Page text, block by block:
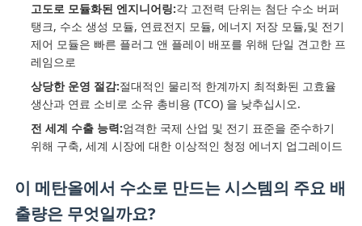
고도로 모듈화된 엔지니어링:각 고전력 단위는 첨단 수소 버퍼
탱크, 수소 생성 모듈, 연료전지 모듈, 에너지 저장 모듈,및 전기
제어 모듈은 빠른 플러그 앤 플레이 배포를 위해 단일 견고한 프
레임으로
상당한 운영 절감:절대적인 물리적 한계까지 최적화된 고효율
생산과 연료 소비로 소유 총비용 (TCO) 을 낮추십시오.
전 세계 수출 능력:엄격한 국제 산업 및 전기 표준을 준수하기
위해 구축, 세계 시장에 대한 이상적인 청정 에너지 업그레이드
이 메탄올에서 수소로 만드는 시스템의 주요 배
출량은 무엇일까요?